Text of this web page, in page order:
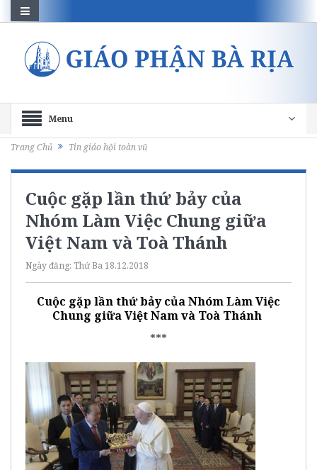
Menu
Trang Chủ Tin giáo hội toàn vũ
Cuộc gặp lần thứ bảy của
Nhóm Làm Việc Chung giữa
Việt Nam và Toà Thánh
Ngày đăng: Thứ Ba 18.12.2018
Cuộc gặp lần thứ bảy của Nhóm Làm Việc
Chung giữa Việt Nam và Toà Thánh
***